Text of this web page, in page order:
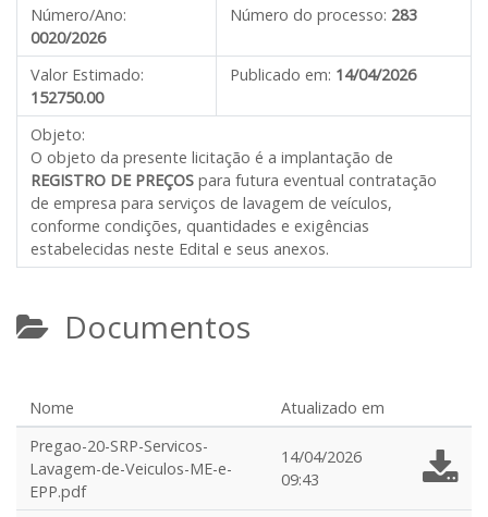
Número/Ano:
0020/2026
Número do processo: 283
Valor Estimado:
152750.00
Publicado em: 14/04/2026
Objeto:
O objeto da presente licitação é a implantação de
REGISTRO DE PREÇOS para futura eventual contratação
de empresa para serviços de lavagem de veículos,
conforme condições, quantidades e exigências
estabelecidas neste Edital e seus anexos.
Documentos
Nome
Atualizado em
Pregao-20-SRP-Servicos-
Lavagem-de-Veiculos-ME-e-
EPP.pdf
14/04/2026
09:43